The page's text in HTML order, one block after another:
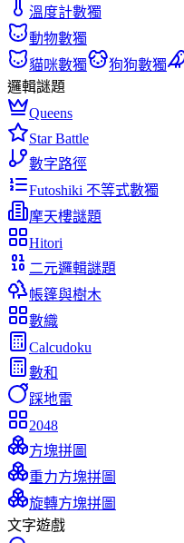
溫度計數獨
動物數獨
貓咪數獨
狗狗數獨
邏輯謎題
Queens
Star Battle
數字路徑
Futoshiki 不等式數獨
摩天樓謎題
Hitori
二元邏輯謎題
帳篷與樹木
數織
Calcudoku
數和
踩地雷
2048
方塊拼圖
重力方塊拼圖
旋轉方塊拼圖
文字遊戲